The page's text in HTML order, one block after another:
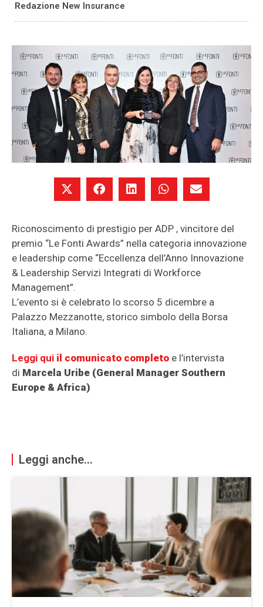
Redazione New Insurance
Riconoscimento di prestigio per ADP , vincitore del
premio “Le Fonti Awards” nella categoria innovazione
e leadership come “Eccellenza dell’Anno Innovazione
& Leadership Servizi Integrati di Workforce
Management”.
L’evento si è celebrato lo scorso 5 dicembre a
Palazzo Mezzanotte, storico simbolo della Borsa
Italiana, a Milano.
Leggi qui il comunicato completo e l’intervista
di Marcela Uribe (General Manager Southern
Europe & Africa)
Leggi anche...